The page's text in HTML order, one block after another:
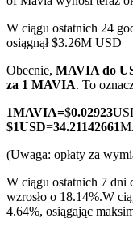
TradFi
Instrumenty
towary
W ciągu ostatnich 24
osiągnął $3.26M USD
Obecnie, MAVIA do
za 1 MAVIA. To
1MAVIA=$0.02923
$1USD=34.21142661
(Uwaga: opłaty za
W ciągu ostatnich 7 dni
wzrosło o 18.14%.W
4.64%, osiągając